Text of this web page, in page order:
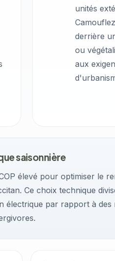
unités
derrière
ou
aux
saisonnière
élevé pour optimiser le
Ce choix technique
électrique par rapport à des